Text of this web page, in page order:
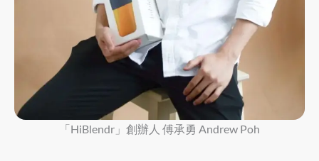
「HiBlendr」創辦人 傅承勇 Andrew Poh